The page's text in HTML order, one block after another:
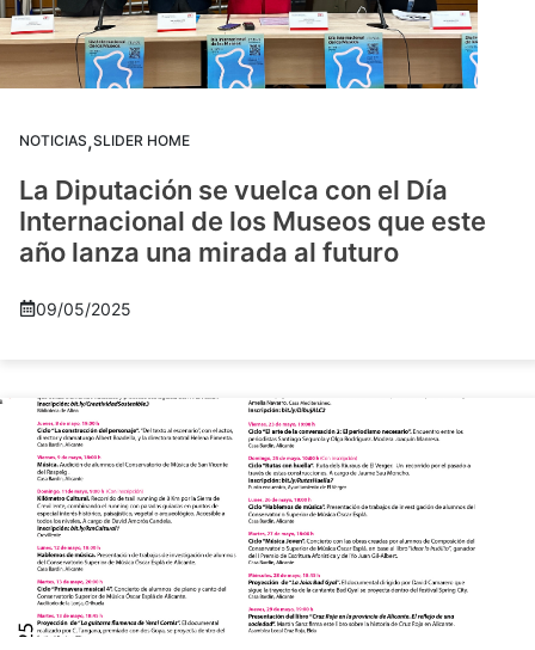
NOTICIAS,SLIDER HOME
La Diputación se vuelca con el Día
Internacional de los Museos que este
año lanza una mirada al futuro
09/05/2025